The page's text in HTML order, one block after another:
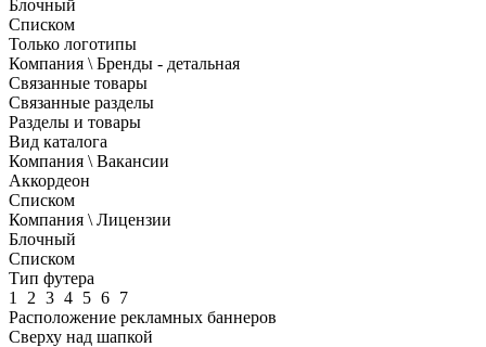
Блочный
Списком
Только логотипы
Компания \ Бренды - детальная
Связанные товары
Связанные разделы
Разделы и товары
Вид каталога
Компания \ Вакансии
Аккордеон
Списком
Компания \ Лицензии
Блочный
Списком
Тип футера
1
2 3 4 5 6 7
Расположение рекламных баннеров
Сверху над шапкой